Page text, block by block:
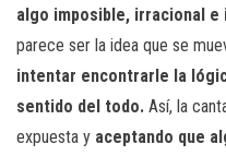
algo imposible, irracional
parece ser la idea que se
intentar encontrarle la
sentido del todo. Así, la
expuesta y aceptando que